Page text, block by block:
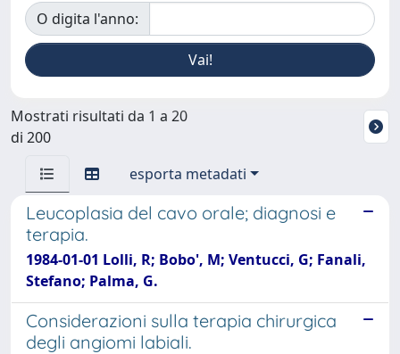
O digita l'anno:
Mostrati risultati da 1 a 20
di 200
esporta metadati
Leucoplasia del cavo orale; diagnosi e
terapia.
1984-01-01 Lolli, R; Bobo', M; Ventucci, G; Fanali,
Stefano; Palma, G.
Considerazioni sulla terapia chirurgica
degli angiomi labiali.